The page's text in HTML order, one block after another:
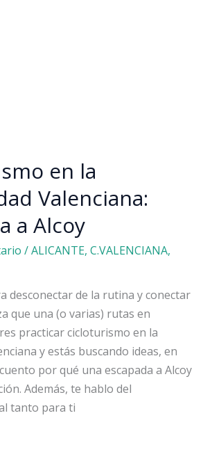
en la
Valenciana:
a Alcoy
/ALICANTE, C.VALENCIANA,
desconectar de la rutina y conectar
que una (o varias) rutas en
practicar cicloturismo en la
y estás buscando ideas, en
por qué una escapada a Alcoy
Además, te hablo del
tanto para ti